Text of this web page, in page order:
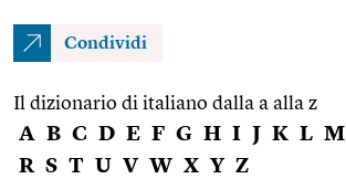
Condividi
Il dizionario di italiano dalla a alla z
A B C D E F G H I J K L M
R S T U V W X Y Z